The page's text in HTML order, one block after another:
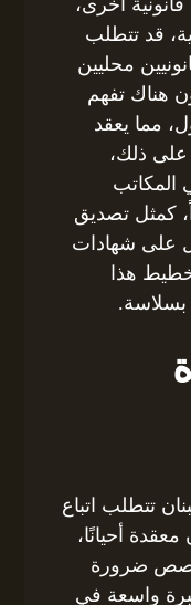
أخرى،
قد تتطلب
محليين
هناك تفهم
مما يعقد
على ذلك،
المكاتب
كمثل تصديق
على شهادات
هذا
بسلاسة.
تتطلب اتباع
أحيانًا،
ضرورة
واسعة في